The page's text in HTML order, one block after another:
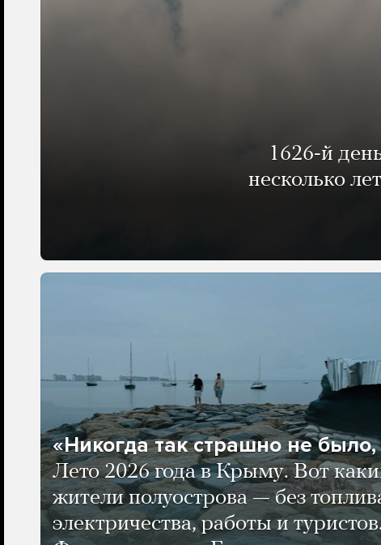
1626-й
несколько
«Никогда так страшно не было,
Лето 2026 года в Крыму. Вот
жители полуострова — без
электричества, работы и